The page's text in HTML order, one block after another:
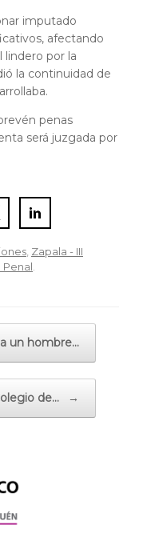
imputado
afectando
lindero por la
la continuidad de
penas
será juzgada por
Zapala - III
Penal
un hombre…
de… →